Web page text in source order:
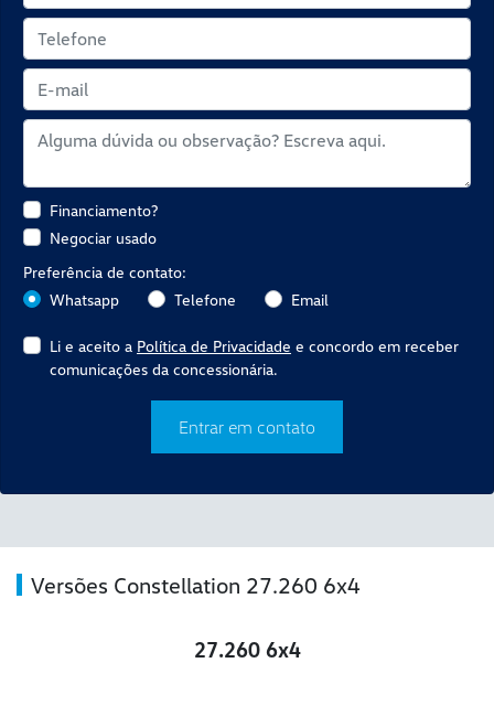
Financiamento?
Negociar usado
Preferência de contato:
Whatsapp
Telefone Email
Li e aceito a Política de Privacidade e concordo em receber
comunicações da concessionária.
Entrar em contato
Versões Constellation 27.260 6x4
27.260 6x4